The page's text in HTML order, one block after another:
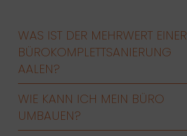
WAS IST DER MEHRWERT EINER
BÜROKOMPLETTSANIERUNG
AALEN?
WIE KANN ICH MEIN BÜRO
UMBAUEN?